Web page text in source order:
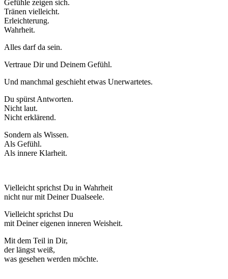
Gefühle zeigen sich.
Tränen vielleicht.
Erleichterung.
Wahrheit.
Alles darf da sein.
Vertraue Dir und Deinem Gefühl.
Und manchmal geschieht etwas Unerwartetes.
Du spürst Antworten.
Nicht laut.
Nicht erklärend.
Sondern als Wissen.
Als Gefühl.
Als innere Klarheit.
Vielleicht sprichst Du in Wahrheit
nicht nur mit Deiner Dualseele.
Vielleicht sprichst Du
mit Deiner eigenen inneren Weisheit.
Mit dem Teil in Dir,
der längst weiß,
was gesehen werden möchte.